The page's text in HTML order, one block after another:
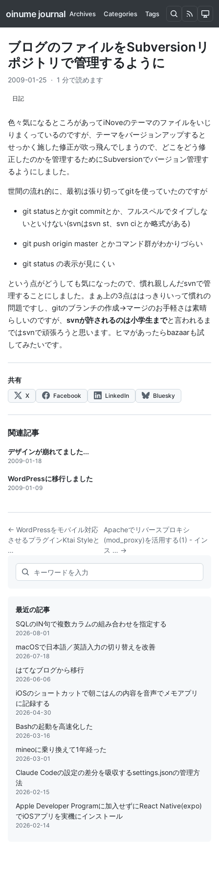
oinume journal Archives Categories Tags
ブログのファイルをSubversionリ
ポジトリで管理するように
2009-01-25 · 1 分で読めます
日記
色々気になるところがあってiNoveのテーマのファイルをいじ
りまくっているのですが、テーマをバージョンアップすると
せっかく施した修正が吹っ飛んでしまうので、どこをどう修
正したのかを管理するためにSubversionでバージョン管理す
るようにしました。
世間の流れ的に、最初は張り切ってgitを使っていたのですが
git statusとかgit commitとか、フルスペルでタイプしな
いといけない(svnはsvn st、svn ciとか略式がある)
git push origin master とかコマンド群がわかりづらい
git status の表示が見にくい
という点がどうしても気になったので、慣れ親しんだsvnで管
理することにしました。まぁ上の3点ははっきりいって慣れの
問題ですし、gitのブランチの作成→マージのお手軽さは素晴
らしいのですが、 svnが許されるのは小学生までと言われるま
ではsvnで頑張ろうと思います。ヒマがあったらbazaarも試
してみたいです。
共有
X Facebook LinkedIn Bluesky
関連記事
デザインが崩れてました...
2009-01-18
WordPressに移行しました
2009-01-09
← WordPressをモバイル対応
させるプラグインKtai Styleと
…
Apacheでリバースプロキシ
(mod_proxy)を活用する(1) - イン
ス … →
Search
最近の記事
SQLのIN句で複数カラムの組み合わせを指定する
2026-08-01
macOSで日本語／英語入力の切り替えを改善
2026-07-18
はてなブログから移行
2026-06-06
iOSのショートカットで朝ごはんの内容を音声でメモアプリ
に記録する
2026-04-30
Bashの起動を高速化した
2026-03-16
mineoに乗り換えて1年経った
2026-03-01
Claude Codeの設定の差分を吸収するsettings.jsonの管理方
法
2026-02-15
Apple Developer Programに加入せずにReact Native(expo)
でiOSアプリを実機にインストール
2026-02-14